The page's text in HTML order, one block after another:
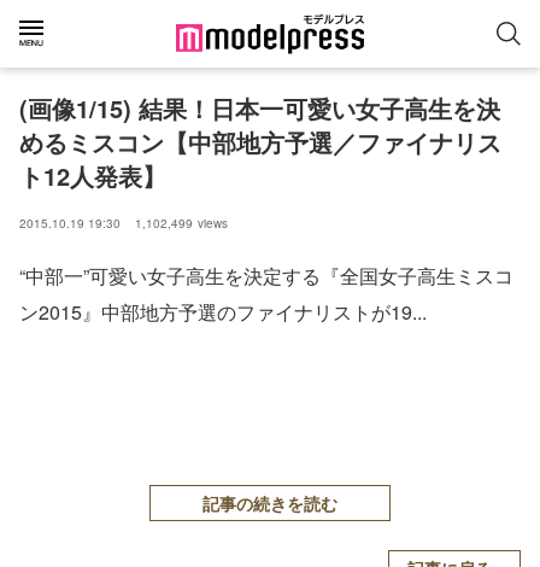
(画像1/15) 結果！日本一可愛い女子高生を決
めるミスコン【中部地方予選／ファイナリス
ト12人発表】
2015.10.19 19:30 1,102,499 views
“中部一”可愛い女子高生を決定する『全国女子高生ミスコ
ン2015』中部地方予選のファイナリストが19...
記事の続きを読む